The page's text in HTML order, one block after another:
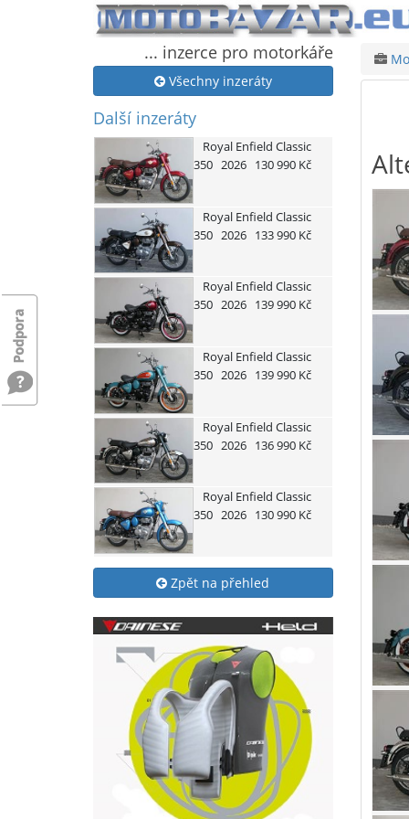
... inzerce pro motorkáře
Všechny inzeráty
Další inzeráty
Royal Enfield Classic
350 2026 130 990 Kč
Royal Enfield Classic
350 2026 133 990 Kč
Royal Enfield Classic
350 2026 139 990 Kč
Royal Enfield Classic
350 2026 139 990 Kč
Royal Enfield Classic
350 2026 136 990 Kč
Royal Enfield Classic
350 2026 130 990 Kč
Zpět na přehled